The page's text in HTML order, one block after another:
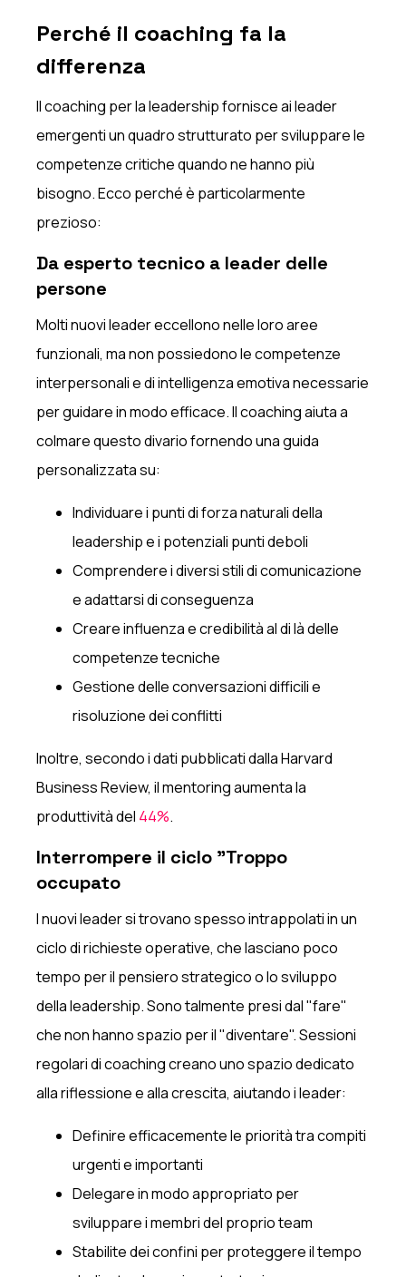
Perché il coaching fa la
differenza
Il coaching per la leadership fornisce ai leader
emergenti un quadro strutturato per sviluppare le
competenze critiche quando ne hanno più
bisogno. Ecco perché è particolarmente
prezioso:
Da esperto tecnico a leader delle
persone
Molti nuovi leader eccellono nelle loro aree
funzionali, ma non possiedono le competenze
interpersonali e di intelligenza emotiva necessarie
per guidare in modo efficace. Il coaching aiuta a
colmare questo divario fornendo una guida
personalizzata su:
Individuare i punti di forza naturali della
leadership e i potenziali punti deboli
Comprendere i diversi stili di comunicazione
e adattarsi di conseguenza
Creare influenza e credibilità al di là delle
competenze tecniche
Gestione delle conversazioni difficili e
risoluzione dei conflitti
Inoltre, secondo i dati pubblicati dalla Harvard
Business Review, il mentoring aumenta la
produttività del 44%.
Interrompere il ciclo "Troppo
occupato
I nuovi leader si trovano spesso intrappolati in un
ciclo di richieste operative, che lasciano poco
tempo per il pensiero strategico o lo sviluppo
della leadership. Sono talmente presi dal "fare"
che non hanno spazio per il "diventare". Sessioni
regolari di coaching creano uno spazio dedicato
alla riflessione e alla crescita, aiutando i leader:
Definire efficacemente le priorità tra compiti
urgenti e importanti
Delegare in modo appropriato per
sviluppare i membri del proprio team
Stabilite dei confini per proteggere il tempo